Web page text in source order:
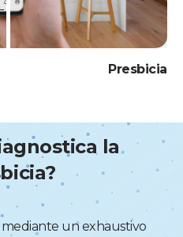
Presbicia
la
mediante un exhaustivo